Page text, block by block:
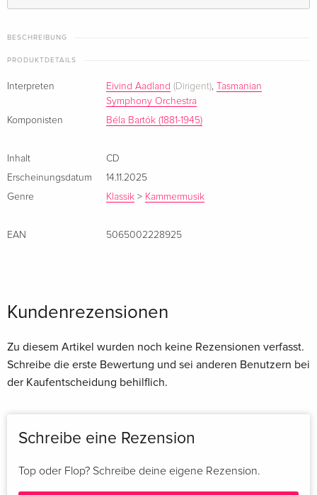
BESCHREIBUNG
PRODUKTDETAILS
Interpreten Eivind Aadland (Dirigent),
Tasmanian
Symphony Orchestra
Komponisten
Béla Bartók (1881-1945)
Inhalt
CD
Erscheinungsdatum
14.11.2025
Genre
Klassik > Kammermusik
EAN 5065002228925
Kundenrezensionen
Zu diesem Artikel wurden noch keine Rezensionen verfasst.
Schreibe die erste Bewertung und sei anderen Benutzern bei
der Kaufentscheidung behilflich.
Schreibe eine Rezension
Top oder Flop? Schreibe deine eigene Rezension.